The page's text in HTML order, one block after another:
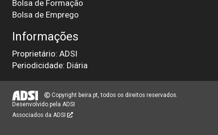
Bolsa de Formação
Bolsa de Emprego
Informações
Proprietário: ADSI
Periodicidade: Diária
Copyright beira.pt, todos os direitos reservados.
Desenvolvido pela ADSI
Associados da ADSI